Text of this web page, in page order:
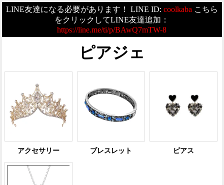
LINE友達になる必要があります！ LINE ID: coolkabaこちら
をクリックしてLINE友達追加：
https://line.me/ti/p/BAwQ7mTW-8
ピアジェ
アクセサリー ブレスレット ピアス